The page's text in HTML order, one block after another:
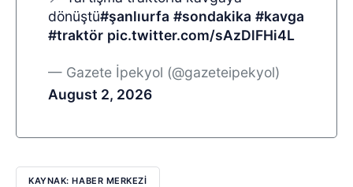
dönüştü#şanlıurfa #sondakika #kavga
#traktör pic.twitter.com/sAzDlFHi4L
— Gazete İpekyol (@gazeteipekyol)
August 2, 2026
KAYNAK: HABER MERKEZİ